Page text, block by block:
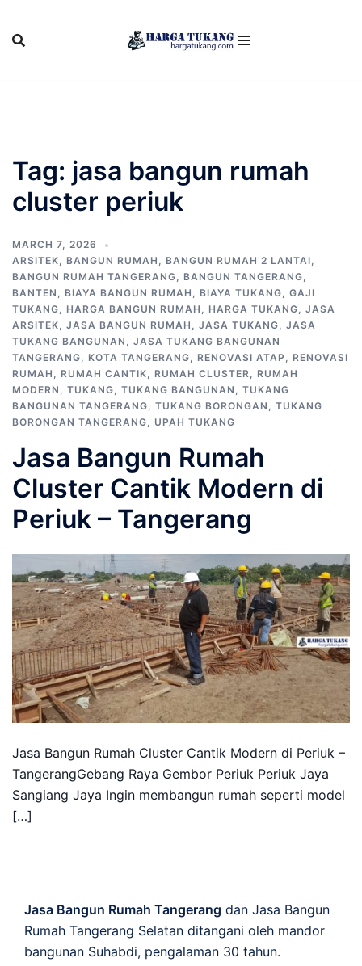
content
Tag: jasa bangun rumah
cluster periuk
MARCH 7, 2026
ARSITEK, BANGUN RUMAH , BANGUN RUMAH 2 LANTAI,
BANGUN RUMAH TANGERANG, BANGUN TANGERANG,
BANTEN , BIAYA BANGUN RUMAH , BIAYA TUKANG, GAJI
TUKANG, HARGA BANGUN RUMAH , HARGA TUKANG, JASA
ARSITEK, JASA BANGUN RUMAH , JASA TUKANG, JASA
TUKANG BANGUNAN , JASA TUKANG BANGUNAN
TANGERANG, KOTA TANGERANG, RENOVASI ATAP , RENOVASI
RUMAH , RUMAH CANTIK, RUMAH CLUSTER, RUMAH
MODERN , TUKANG, TUKANG BANGUNAN , TUKANG
BANGUNAN TANGERANG, TUKANG BORONGAN , TUKANG
BORONGAN TANGERANG, UPAH TUKANG
Jasa Bangun Rumah
Cluster Cantik Modern di
Periuk – Tangerang
Jasa Bangun Rumah Cluster Cantik Modern di Periuk –
TangerangGebang Raya Gembor Periuk Periuk Jaya
Sangiang Jaya Ingin membangun rumah seperti model
[…]
Jasa Bangun Rumah Tangerang dan Jasa Bangun
Rumah Tangerang Selatan ditangani oleh mandor
bangunan Suhabdi, pengalaman 30 tahun.